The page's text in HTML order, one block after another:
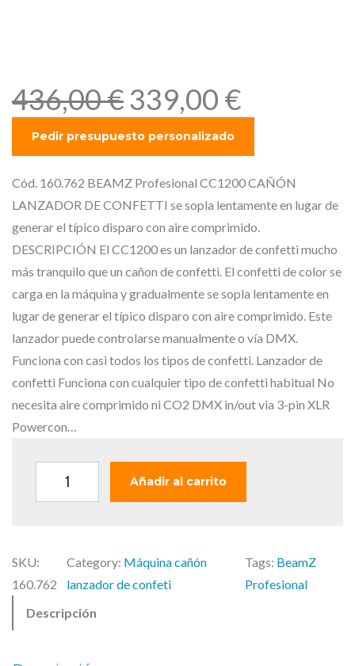
436,00€E
l
p
r
e
c
i
o
o
r
i
g
i
n
a
e
r
a
3
6
339,00 €E
l
r
e
c
i
o
a
c
t
u
a
l
e
:
3
0
0
Cód. 160.762 BEAMZ Profesional CC1200 CAÑÓN
LANZADOR DE CONFETTI se sopla lentamente en lugar de
generar el típico disparo con aire comprimido.
DESCRIPCIÓN El CC1200 es un lanzador de confetti mucho
más tranquilo que un cañon de confetti. El confetti de color se
carga en la máquina y gradualmente se sopla lentamente en
lugar de generar el típico disparo con aire comprimido. Este
lanzador puede controlarse manualmente o vía DMX.
Funciona con casi todos los tipos de confetti. Lanzador de
confetti Funciona con cualquier tipo de confetti habitual No
necesita aire comprimido ni CO2 DMX in/out via 3-pin XLR
Powercon…
Z
P
r
Añadir al carrito
SKU:
160.762
Category: Máquina cañón
lanzador de confeti
Tags: BeamZ
Profesional
Descripción